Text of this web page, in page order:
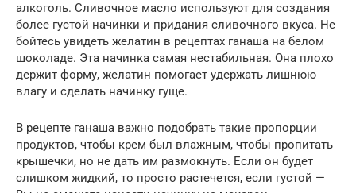
алкоголь. Сливочное масло используют для создания
более густой начинки и придания сливочного вкуса. Не
бойтесь увидеть желатин в рецептах ганаша на белом
шоколаде. Эта начинка самая нестабильная. Она плохо
держит форму, желатин помогает удержать лишнюю
влагу и сделать начинку гуще.
В рецепте ганаша важно подобрать такие пропорции
продуктов, чтобы крем был влажным, чтобы пропитать
крышечки, но не дать им размокнуть. Если он будет
слишком жидкий, то просто растечется, если густой —